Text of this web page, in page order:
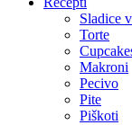
Sladice
Torte
Makroni
Pecivo
Pite
Piškoti